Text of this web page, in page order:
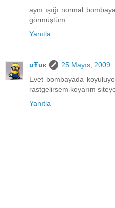
aynı ışığı normal
görmüştüm
Yanıtla
uŦuк
25 Mayıs, 2009
Evet bombayada
rastgelirsem koyarım
Yanıtla